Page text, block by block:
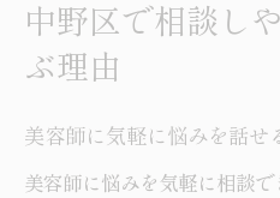
中野区で相談し
ぶ理由
美容師に気軽に悩みを話せ
美容師に悩みを気軽に相談